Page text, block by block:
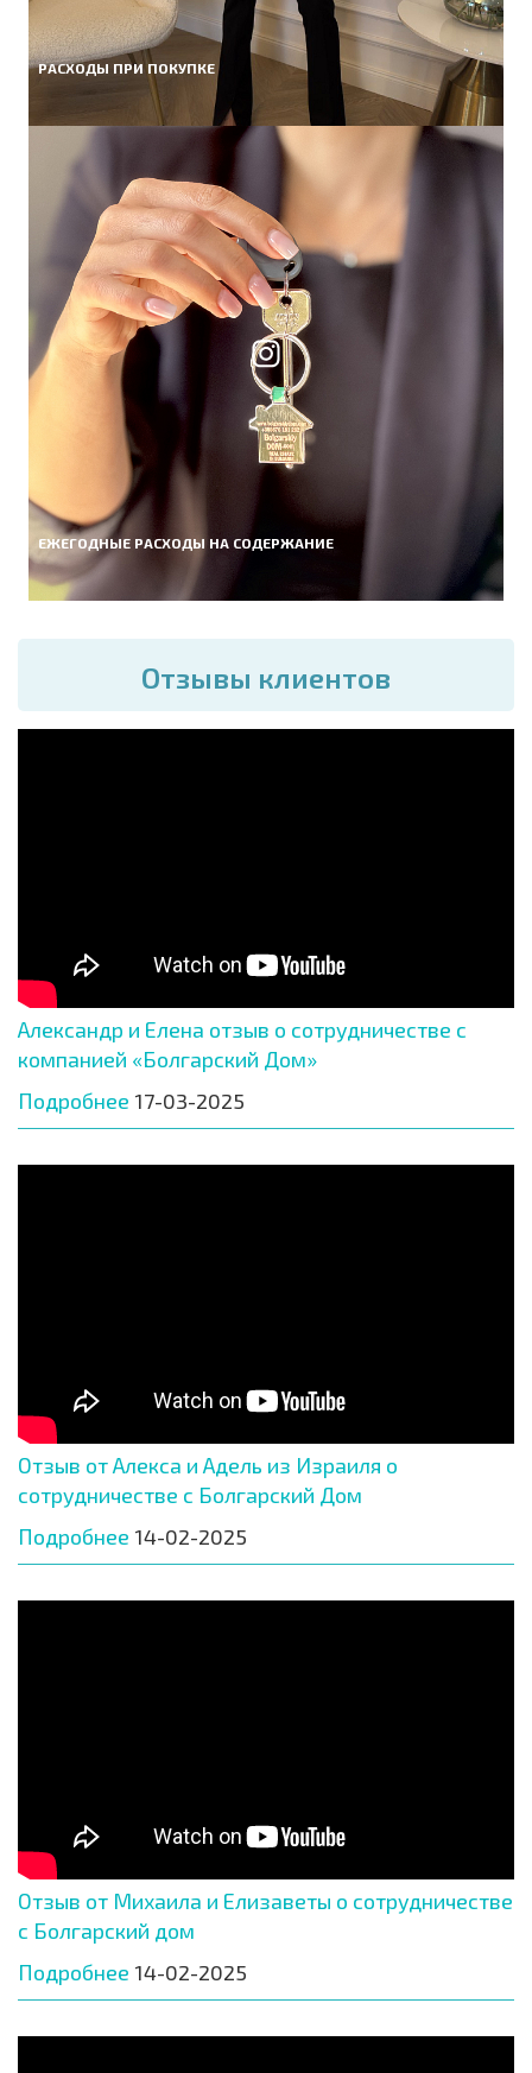
РАСХОДЫ ПРИ ПОКУПКЕ
ЕЖЕГОДНЫЕ РАСХОДЫ НА СОДЕРЖАНИЕ
Отзывы клиентов
Александр и Елена отзыв о сотрудничестве с
компанией «Болгарский Дом»
Подробнее 17-03-2025
Отзыв от Алекса и Адель из Израиля о
сотрудничестве с Болгарский Дом
Подробнее 14-02-2025
Отзыв от Михаила и Елизаветы о сотрудничестве
с Болгарский дом
Подробнее 14-02-2025